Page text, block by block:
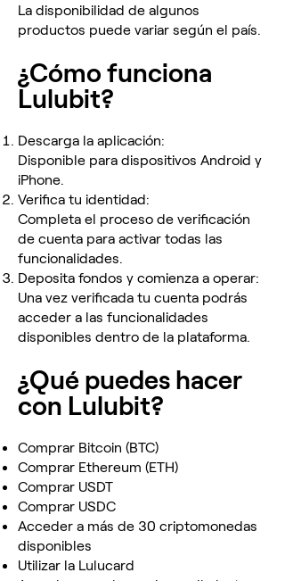
La disponibilidad de algunos
productos puede variar según el país.
¿Cómo funciona
Lulubit?
Descarga la aplicación:
Disponible para dispositivos Android y
iPhone.
Verifica tu identidad:
Completa el proceso de verificación
de cuenta para activar todas las
funcionalidades.
Deposita fondos y comienza a operar:
Una vez verificada tu cuenta podrás
acceder a las funcionalidades
disponibles dentro de la plataforma.
¿Qué puedes hacer
con Lulubit?
Comprar Bitcoin (BTC)
Comprar Ethereum (ETH)
Comprar USDT
Comprar USDC
Acceder a más de 30 criptomonedas
disponibles
Utilizar la Lulucard